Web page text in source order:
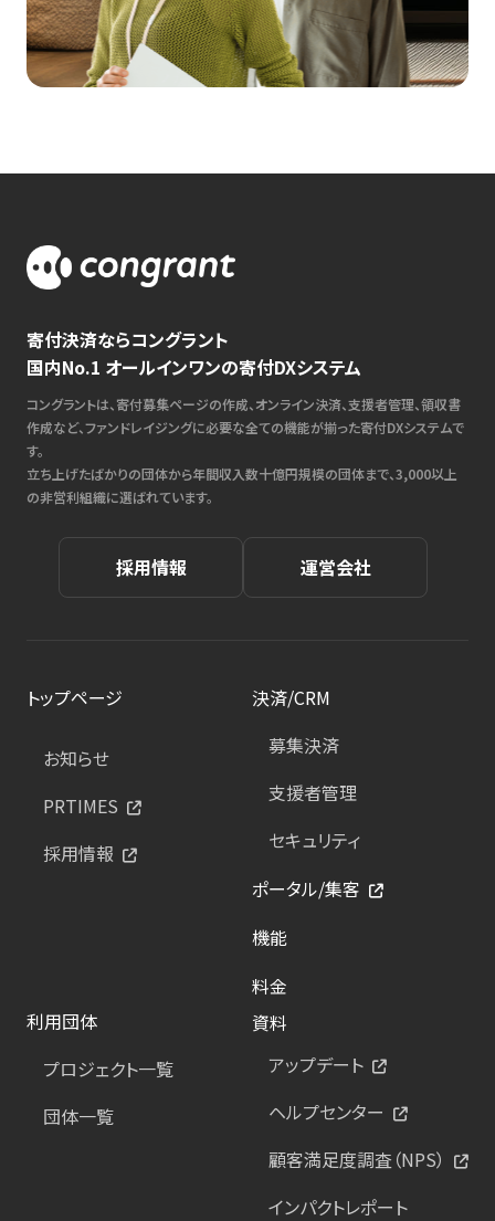
寄付決済ならコングラント
国内No.1 オールインワンの寄付DXシステム
コングラントは、寄付募集ページの作成、オンライン決済、支援者管理、領収書
作成など、ファンドレイジングに必要な全ての機能が揃った寄付DXシステムで
す。
立ち上げたばかりの団体から年間収入数十億円規模の団体まで、3,000以上
の非営利組織に選ばれています。
採用情報 運営会社
トップページ
お知らせ
PRTIMES
採用情報
決済/CRM
募集決済
支援者管理
セキュリティ
ポータル/集客
機能
料金
利用団体
プロジェクト一覧
団体一覧
資料
アップデート
ヘルプセンター
顧客満足度調査（NPS）
インパクトレポート